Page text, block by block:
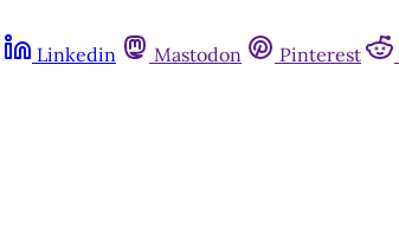
Linkedin Mastodon Pinterest